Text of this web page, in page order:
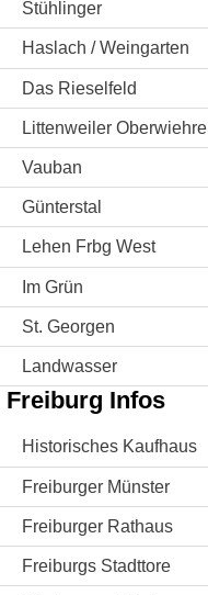
Stühlinger
Haslach / Weingarten
Das Rieselfeld
Littenweiler Oberwiehre
Vauban
Günterstal
Lehen Frbg West
Im Grün
St. Georgen
Landwasser
Freiburg Infos
Historisches Kaufhaus
Freiburger Münster
Freiburger Rathaus
Freiburgs Stadttore